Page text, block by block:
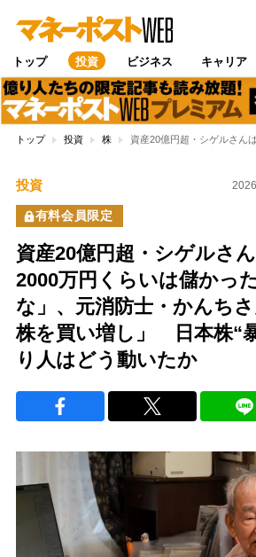
トップ 投資 ビジネス キャリア
トップ 投資 株 資産20億円超・シゲルさん
投資
有料会員限定
資産20億円超・シゲルさ
2000万円くらいは儲かっ
な」、元消防士・かんち
株を買い増し」 日本株“
り人はどう動いたか